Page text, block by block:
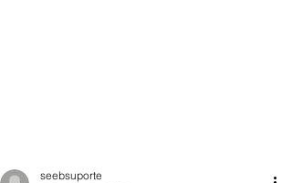
seebsuporte